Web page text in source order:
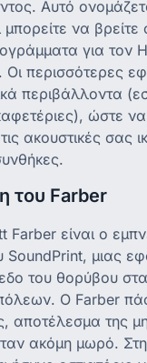
Αυτό
να βρείτε
για τον
περισσότερες
περιβάλλοντα
ώστε
ακουστικές σας
του Farber
Farber είναι ο
SoundPrint, μιας
του θορύβου στα
Ο Farber
αποτέλεσμα της
ακόμη μωρό.